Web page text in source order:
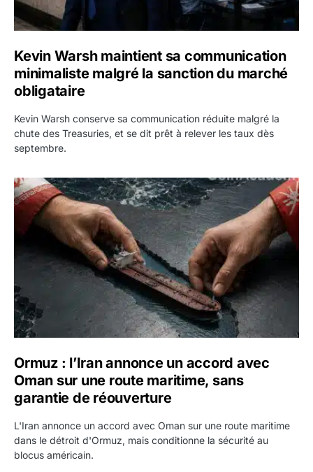
Kevin Warsh maintient sa communication
minimaliste malgré la sanction du marché
obligataire
Kevin Warsh conserve sa communication réduite malgré la
chute des Treasuries, et se dit prêt à relever les taux dès
septembre.
Ormuz : l’Iran annonce un accord avec Oman sur une
Ormuz : l’Iran annonce un accord avec
Oman sur une route maritime, sans
garantie de réouverture
L'Iran annonce un accord avec Oman sur une route maritime
dans le détroit d'Ormuz, mais conditionne la sécurité au
blocus américain.